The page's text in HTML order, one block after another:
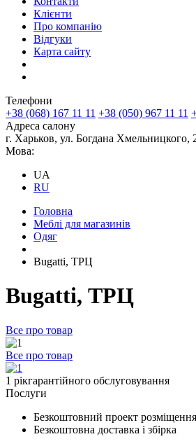
Клієнти
Про компанію
Відгуки
Карта сайту
Телефони
+38 (068) 167 11 11 +38 (050) 967 11 11
Адреса салону
г. Харьков, ул. Богдана Хмельницкого,
Мова:
UA
RU
Головна
Меблі для магазинів
Одяг
Bugatti, ТРЦ
Bugatti, ТРЦ
Все про товар
Все про товар
1 рікгарантійного обслуговування
Послуги
Безкоштовний проект
Безкоштовна доставка і збірка